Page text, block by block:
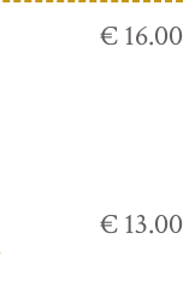
€ 16.00
€ 13.00